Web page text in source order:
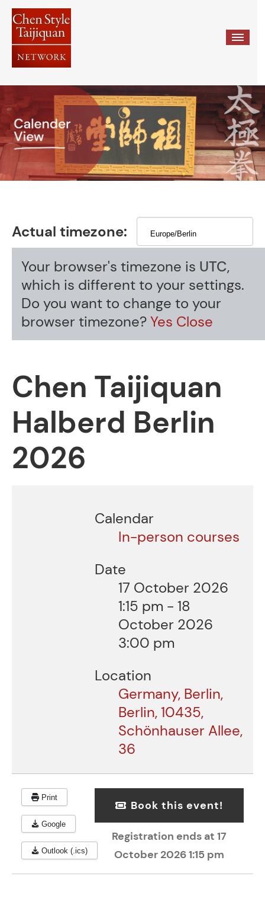
≡
Actual timezone:
Your browser's timezone is UTC,
which is different to your settings.
Do you want to change to your
browser timezone?Yes Close
Chen Taijiquan
Halberd Berlin
2026
Calendar
In-person courses
Date
17 October 2026
1:15 pm - 18
October 2026
3:00 pm
Location
Germany, Berlin,
Berlin, 10435,
Schönhauser Allee,
36
Print
Google
Outlook (.ics)
Book this event!
Registration ends at 17
October 2026 1:15 pm